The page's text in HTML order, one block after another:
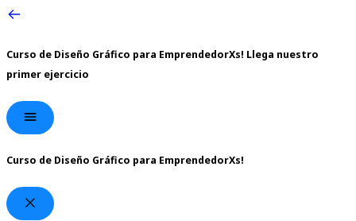
Curso de Diseño Gráfico para EmprendedorXs! Llega nuestro
primer ejercicio
Curso de Diseño Gráfico para EmprendedorXs!